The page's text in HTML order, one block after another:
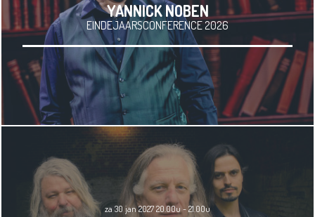
YANNICK NOBEN
EINDEJAARSCONFERENCE 2026
za 30 jan 2027 20.00u - 21.00u